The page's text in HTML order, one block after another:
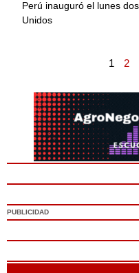
Perú inauguró el lunes
Unidos
1 2
PUBLICIDAD